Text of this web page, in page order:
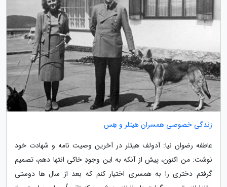
زندگی خصوصی همسران هیتلر و هِس
عاطفه رضوان نیا: آدولف هیتلر در آخرین وصیت نامه و شهادت خود
نوشت: من اکنون، پیش از آنکه به این وجودِ خاکی انتها دهم، تصمیم
گرفتم دختری را به همسری اختیار کنم که بعد از سال ها دوستی